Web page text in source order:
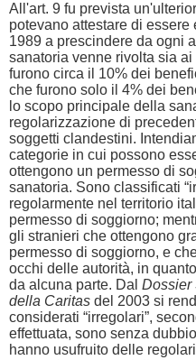
All'art. 9 fu prevista
potevano attestare di
1989 a prescindere da ogni
sanatoria venne rivolta sia
furono circa il 10% dei
che furono solo il 4% dei
lo scopo principale della
regolarizzazione di
soggetti clandestini.
categorie in cui possono
ottengono un permesso di
sanatoria. Sono classificati
regolarmente nel territorio
permesso di soggiorno;
gli stranieri che ottengono
permesso di soggiorno, e
occhi delle autorità, in
da alcuna parte. Dal Dossier
della Caritas del 2003 si
considerati “irregolari”,
effettuata, sono senza
hanno usufruito delle